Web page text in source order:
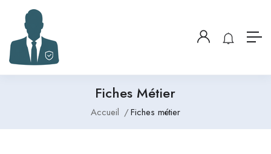
Fiches Métier
Accueil Fiches métier